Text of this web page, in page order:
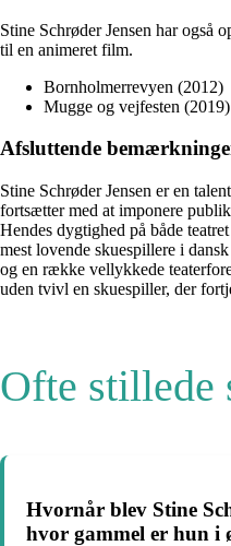
Stine Schrøder Jensen har også
til en animeret film.
Bornholmerrevyen (2012)
Mugge og vejfesten
Afsluttende
Stine Schrøder Jensen er en
fortsætter med at imponere
Hendes dygtighed på både
mest lovende skuespillere i
og en række vellykkede
uden tvivl en skuespiller, der
Ofte stillede
Hvornår blev Stine
hvor gammel er hun i